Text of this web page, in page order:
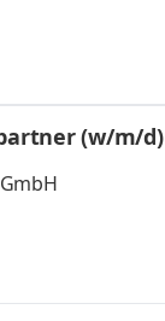
(w/m/d)